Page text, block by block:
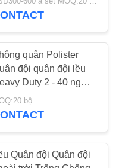
30
27
quân Polister
đội quân đội lều
Duty 2 - 40 người
Khung thép
bộ
Quân đội Quân đội